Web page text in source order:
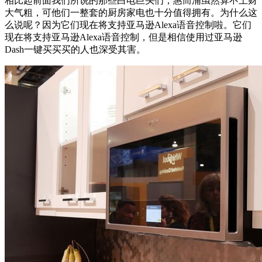
大气粗，可他们一整套的厨房家电也十分值得拥有。为什么这
么说呢？因为它们现在将支持亚马逊Alexa语音控制啦。它们
现在将支持亚马逊Alexa语音控制，但是相信使用过亚马逊
Dash一键买买买的人也深受其害。